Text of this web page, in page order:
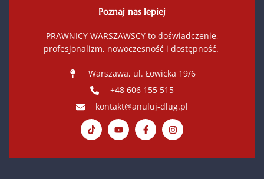
Poznaj nas lepiej
PRAWNICY WARSZAWSCY to doświadczenie,
profesjonalizm, nowoczesność i dostępność.
Warszawa, ul. Łowicka 19/6
+48 606 155 515
kontakt@anuluj-dlug.pl